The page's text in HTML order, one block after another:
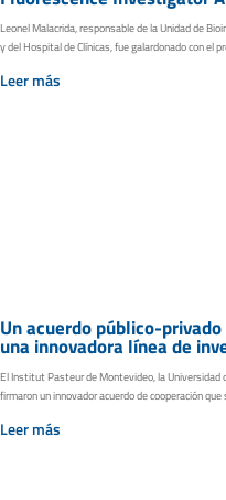
Leonel Malacrida, responsable de la Unidad de
y del Hospital de Clínicas, fue galardonado con el
Leer más
Un acuerdo público-
una innovadora línea de
El Institut Pasteur de Montevideo, la Universidad
firmaron un innovador acuerdo de cooperación que
Leer más